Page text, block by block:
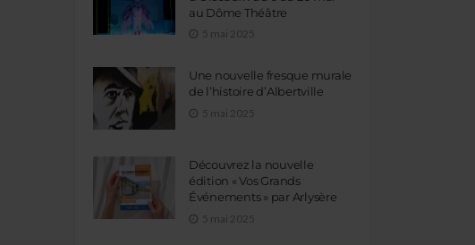
au Dôme Théâtre
5 mai 2025
Une nouvelle fresque murale
de l’histoire d’Albertville
5 mai 2025
Découvrez la nouvelle
édition « Vos Grands
Événements » par Arlysère
5 mai 2025